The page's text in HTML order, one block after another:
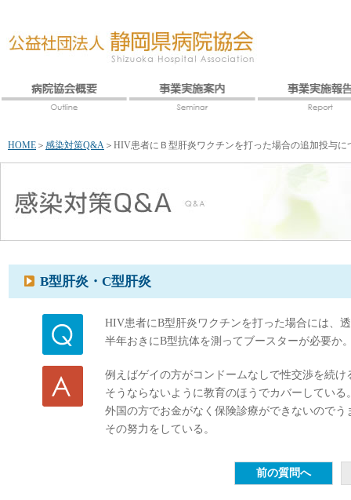
HOME ＞ 感染対策Q&A ＞ HIV患者にＢ型肝炎ワクチンを打った場合の追加投与に
B型肝炎・C型肝炎
HIV患者にB型肝炎ワクチンを打った場合には、
半年おきにB型抗体を測ってブースターが必要か
例えばゲイの方がコンドームなしで性交渉を続け
そうならないように教育のほうでカバーしている
外国の方でお金がなく保険診療ができないのでう
その努力をしている。